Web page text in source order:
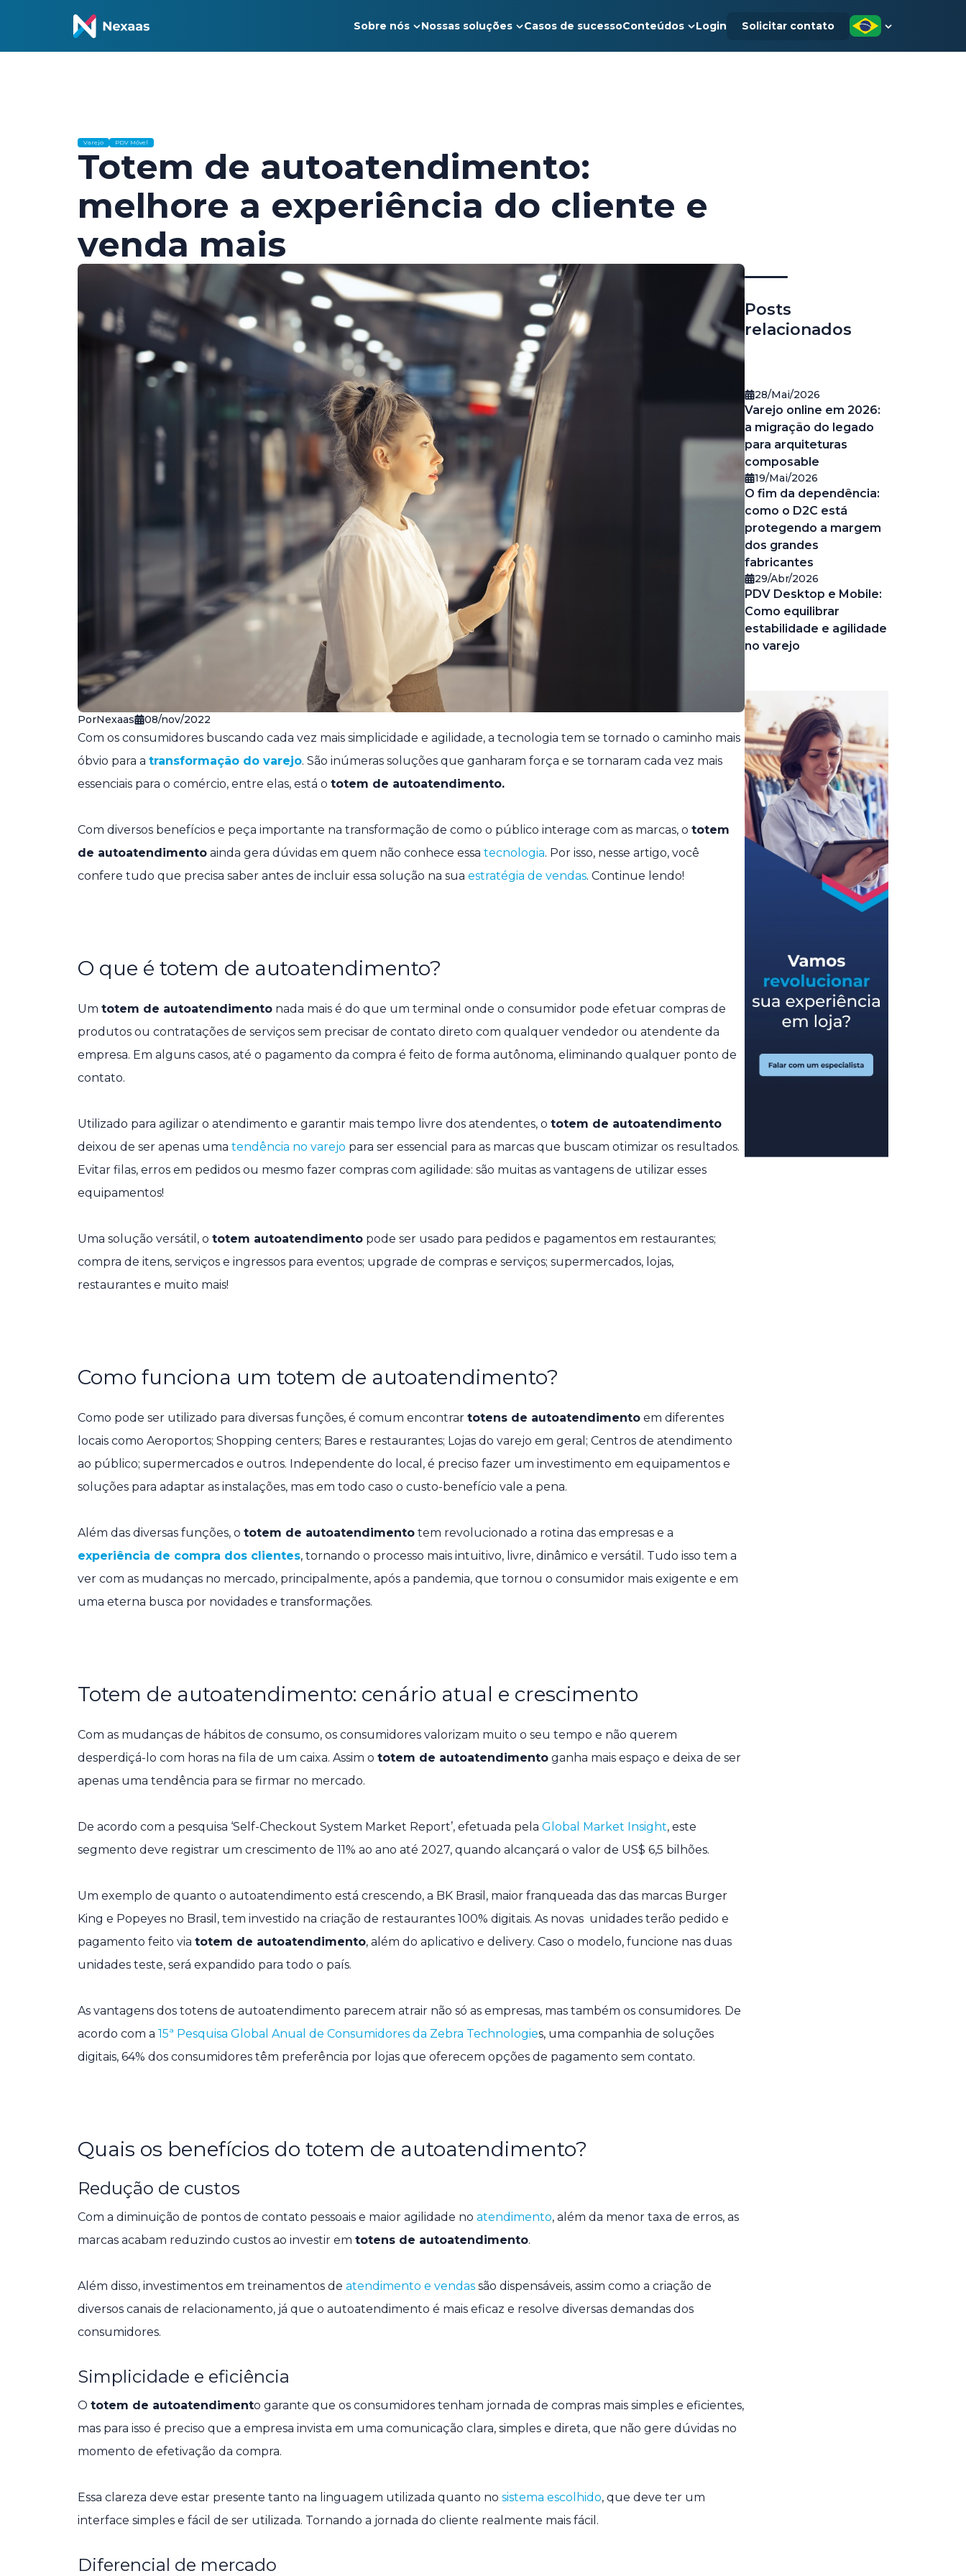
Sobre nós Nossas soluções Casos de sucessoConteúdos Login Solicitar contato
Varejo PDV Móvel
Totem de autoatendimento:
melhore a experiência do cliente e
venda mais
PorNexaas 08/nov/2022
Com os consumidores buscando cada vez mais simplicidade e agilidade, a tecnologia tem se tornado o caminho mais
óbvio para a transformação do varejo. São inúmeras soluções que ganharam força e se tornaram cada vez mais
essenciais para o comércio, entre elas, está o totem de autoatendimento.
Com diversos benefícios e peça importante na transformação de como o público interage com as marcas, o totem
de autoatendimento ainda gera dúvidas em quem não conhece essa tecnologia. Por isso, nesse artigo, você
confere tudo que precisa saber antes de incluir essa solução na sua estratégia de vendas. Continue lendo!
O que é totem de autoatendimento?
Um totem de autoatendimento nada mais é do que um terminal onde o consumidor pode efetuar compras de
produtos ou contratações de serviços sem precisar de contato direto com qualquer vendedor ou atendente da
empresa. Em alguns casos, até o pagamento da compra é feito de forma autônoma, eliminando qualquer ponto de
contato.
Utilizado para agilizar o atendimento e garantir mais tempo livre dos atendentes, o totem de autoatendimento
deixou de ser apenas uma tendência no varejo para ser essencial para as marcas que buscam otimizar os resultados.
Evitar filas, erros em pedidos ou mesmo fazer compras com agilidade: são muitas as vantagens de utilizar esses
equipamentos!
Uma solução versátil, o totem autoatendimento pode ser usado para pedidos e pagamentos em restaurantes;
compra de itens, serviços e ingressos para eventos; upgrade de compras e serviços; supermercados, lojas,
restaurantes e muito mais!
Como funciona um totem de autoatendimento?
Como pode ser utilizado para diversas funções, é comum encontrar totens de autoatendimento em diferentes
locais como Aeroportos; Shopping centers; Bares e restaurantes; Lojas do varejo em geral; Centros de atendimento
ao público; supermercados e outros. Independente do local, é preciso fazer um investimento em equipamentos e
soluções para adaptar as instalações, mas em todo caso o custo-benefício vale a pena.
Além das diversas funções, o totem de autoatendimento tem revolucionado a rotina das empresas e a
experiência de compra dos clientes, tornando o processo mais intuitivo, livre, dinâmico e versátil. Tudo isso tem a
ver com as mudanças no mercado, principalmente, após a pandemia, que tornou o consumidor mais exigente e em
uma eterna busca por novidades e transformações.
Totem de autoatendimento: cenário atual e crescimento
Com as mudanças de hábitos de consumo, os consumidores valorizam muito o seu tempo e não querem
desperdiçá-lo com horas na fila de um caixa. Assim o totem de autoatendimento ganha mais espaço e deixa de ser
apenas uma tendência para se firmar no mercado.
De acordo com a pesquisa ‘Self-Checkout System Market Report’, efetuada pela Global Market Insight, este
segmento deve registrar um crescimento de 11% ao ano até 2027, quando alcançará o valor de US$ 6,5 bilhões.
Um exemplo de quanto o autoatendimento está crescendo, a BK Brasil, maior franqueada das das marcas Burger
King e Popeyes no Brasil, tem investido na criação de restaurantes 100% digitais. As novas unidades terão pedido e
pagamento feito via totem de autoatendimento, além do aplicativo e delivery. Caso o modelo, funcione nas duas
unidades teste, será expandido para todo o país.
As vantagens dos totens de autoatendimento parecem atrair não só as empresas, mas também os consumidores. De
acordo com a 15ª Pesquisa Global Anual de Consumidores da Zebra Technologies, uma companhia de soluções
digitais, 64% dos consumidores têm preferência por lojas que oferecem opções de pagamento sem contato.
Quais os benefícios do totem de autoatendimento?
Redução de custos
Com a diminuição de pontos de contato pessoais e maior agilidade no atendimento, além da menor taxa de erros, as
marcas acabam reduzindo custos ao investir em totens de autoatendimento.
Além disso, investimentos em treinamentos de atendimento e vendas são dispensáveis, assim como a criação de
diversos canais de relacionamento, já que o autoatendimento é mais eficaz e resolve diversas demandas dos
consumidores.
Simplicidade e eficiência
O totem de autoatendimento garante que os consumidores tenham jornada de compras mais simples e eficientes,
mas para isso é preciso que a empresa invista em uma comunicação clara, simples e direta, que não gere dúvidas no
momento de efetivação da compra.
Essa clareza deve estar presente tanto na linguagem utilizada quanto no sistema escolhido, que deve ter um
interface simples e fácil de ser utilizada. Tornando a jornada do cliente realmente mais fácil.
Diferencial de mercado
Posts
relacionados
28/Mai/2026
Varejo online em 2026:
a migração do legado
para arquiteturas
composable
19/Mai/2026
O fim da dependência:
como o D2C está
protegendo a margem
dos grandes
fabricantes
29/Abr/2026
PDV Desktop e Mobile:
Como equilibrar
estabilidade e agilidade
no varejo